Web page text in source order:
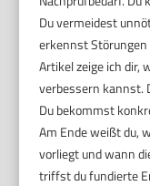
Du vermeidest
erkennst
Artikel zeige ich dir,
verbessern kannst.
Du bekommst
Am Ende weißt du,
vorliegt und wann
triffst du fundierte